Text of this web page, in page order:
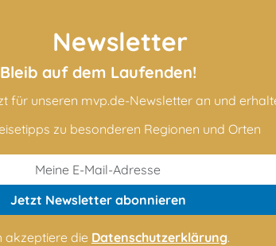
Newsletter
Bleib auf dem Laufenden!
für unseren mvp.de-Newsletter an und
zu besonderen Regionen und Orten
Jetzt Newsletterabonnieren
akzeptiere die Datenschutzerklärung.